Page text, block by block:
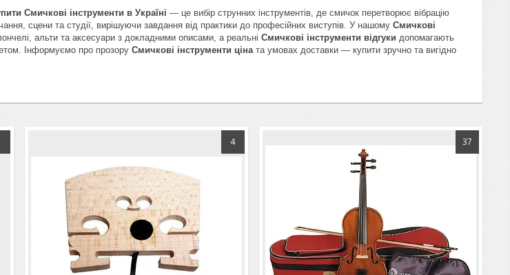
Смичкові інструменти в Україні — це вибір струнних інструментів, де смичок перетворює вібрацію
сцени та студії, вирішуючи завдання від практики до професійних виступів. У нашому Смичкові
альти та аксесуари з докладними описами, а реальні Смичкові інструменти відгуки допомагають
Інформуємо про прозору Смичкові інструменти ціната умовах доставки — купити зручно та вигідно
4 37